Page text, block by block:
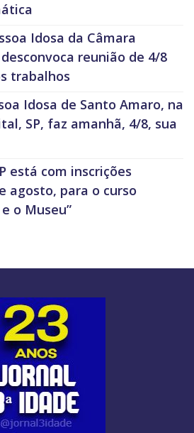
Idosa da Câmara
reunião de 4/8
trabalhos
Idosa de Santo Amaro, na
SP, faz amanhã, 4/8, sua
está com inscrições
agosto, para o curso
o Museu”